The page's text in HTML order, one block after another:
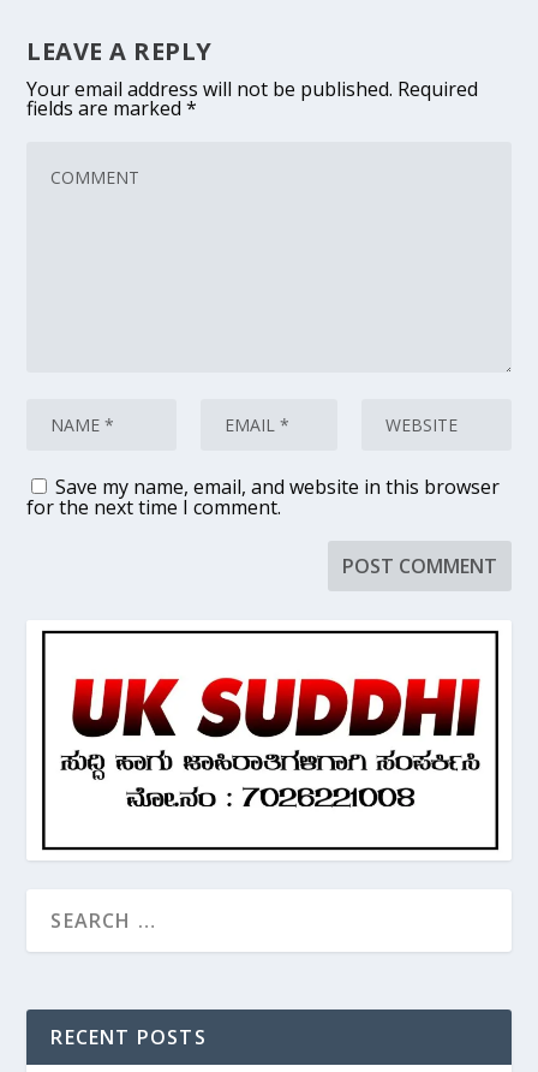
LEAVE A REPLY
Your email address will not be published. Required
fields are marked*
Save my name, email, and website in this browser
for the next time I comment.
RECENT POSTS